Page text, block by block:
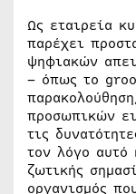
Ως εταιρεία
παρέχει
ψηφιακών
– όπως το
προσωπικών
τις
τον λόγο αυτό
ζωτικής
οργανισμός